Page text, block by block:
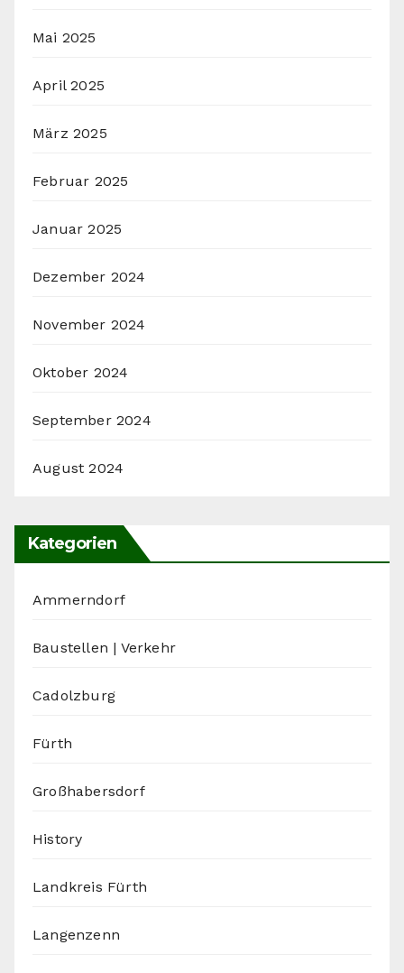
Mai 2025
April 2025
März 2025
Februar 2025
Januar 2025
Dezember 2024
November 2024
Oktober 2024
September 2024
August 2024
Kategorien
Ammerndorf
Baustellen | Verkehr
Cadolzburg
Fürth
Großhabersdorf
History
Landkreis Fürth
Langenzenn